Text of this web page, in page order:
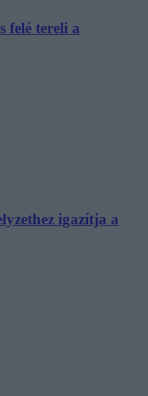
felé tereli a
igazítja a